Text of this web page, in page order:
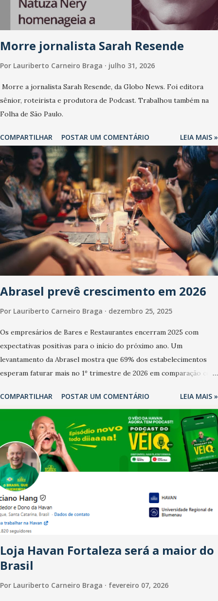
Morre jornalista Sarah Resende
Por Lauriberto Carneiro Braga julho 31, 2026
Morre a jornalista Sarah Resende, da Globo News. Foi editora
sênior, roteirista e produtora de Podcast. Trabalhou também na
Folha de São Paulo.
COMPARTILHAR POSTAR UM COMENTÁRIO LEIA MAIS »
Abrasel prevê crescimento em 2026
Por Lauriberto Carneiro Braga dezembro 25, 2025
Os empresários de Bares e Restaurantes encerram 2025 com
expectativas positivas para o início do próximo ano. Um
levantamento da Abrasel mostra que 69% dos estabelecimentos
esperam faturar mais no 1º trimestre de 2026 em comparação com
ano, 56% também projetam crescimento (foto Helena Lopes). A
confiança do setor é sustentada principalmente pelo desempenho
recente das empresas, impulsionado pelas confraternizações de
fim de ano e pelo pagamento do 13º Salário para um número maior
de trabalhadores, já que o país tem a menor taxa de desemprego
dos anos recentes. Ainda segundo a Pesquisa, em novembro de
2025, 40% dos bares e restaurantes operaram com lucro e outros
40% registraram equilíbrio financeiro. Já o percentual de
estabelecimentos no prejuízo ficou em 19%, pouco abaixo do
observado no mês anterior. Outros 1% não existiam em novembro.
Em relação a outubro, o faturamento também cresceu. De acordo
com a pesquisa, 44% dos n...
COMPARTILHAR POSTAR UM COMENTÁRIO LEIA MAIS »
Loja Havan Fortaleza será a maior do
Brasil
Por Lauriberto Carneiro Braga fevereiro 07, 2026